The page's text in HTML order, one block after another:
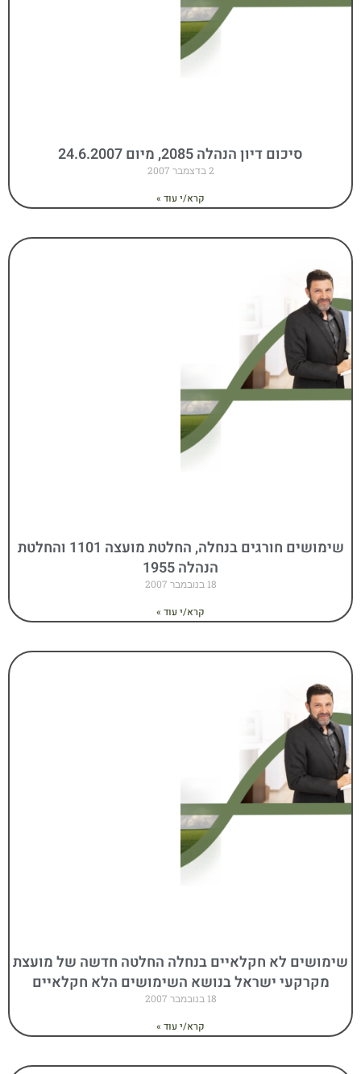
סיכום דיון הנהלה 2085, מיום 24.6.2007
2 בדצמבר 2007
קרא/י עוד »
שימושים חורגים בנחלה, החלטת מועצה 1101 והחלטת
הנהלה 1955
18 בנובמבר 2007
קרא/י עוד »
שימושים לא חקלאיים בנחלה החלטה חדשה של מועצת
מקרקעי ישראל בנושא השימושים הלא חקלאיים
18 בנובמבר 2007
קרא/י עוד »